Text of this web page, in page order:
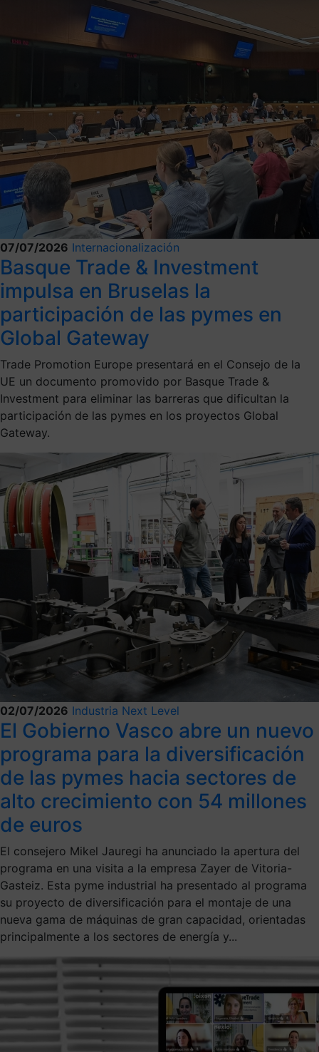
07/07/2026 Internacionalización
Basque Trade & Investment
impulsa en Bruselas la
participación de las pymes en
Global Gateway
Trade Promotion Europe presentará en el Consejo de la
UE un documento promovido por Basque Trade &
Investment para eliminar las barreras que dificultan la
participación de las pymes en los proyectos Global
Gateway.
02/07/2026 Industria Next Level
El Gobierno Vasco abre un nuevo
programa para la diversificación
de las pymes hacia sectores de
alto crecimiento con 54 millones
de euros
El consejero Mikel Jauregi ha anunciado la apertura del
programa en una visita a la empresa Zayer de Vitoria-
Gasteiz. Esta pyme industrial ha presentado al programa
su proyecto de diversificación para el montaje de una
nueva gama de máquinas de gran capacidad, orientadas
principalmente a los sectores de energía y...